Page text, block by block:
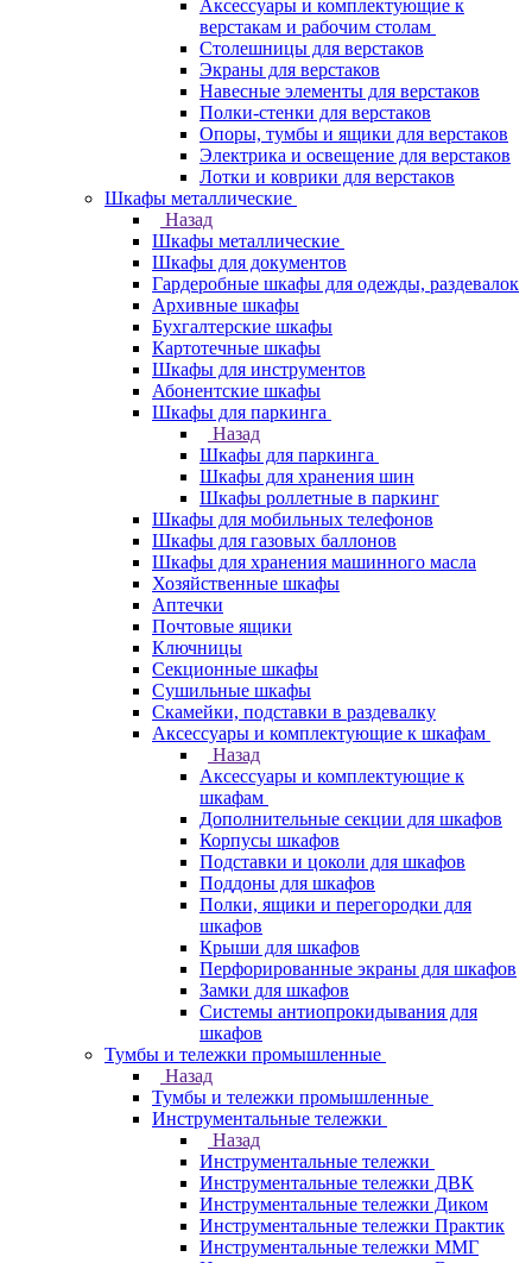
Аксессуары и комплектующие к
верстакам и рабочим столам
Столешницы для верстаков
Экраны для верстаков
Навесные элементы для верстаков
Полки-стенки для верстаков
Опоры, тумбы и ящики для верстаков
Электрика и освещение для верстаков
Лотки и коврики для верстаков
Шкафы металлические
Назад
Шкафы металлические
Шкафы для документов
Гардеробные шкафы для одежды, раздевалок
Архивные шкафы
Бухгалтерские шкафы
Картотечные шкафы
Шкафы для инструментов
Абонентские шкафы
Шкафы для паркинга
Назад
Шкафы для паркинга
Шкафы для хранения шин
Шкафы роллетные в паркинг
Шкафы для мобильных телефонов
Шкафы для газовых баллонов
Шкафы для хранения машинного масла
Хозяйственные шкафы
Аптечки
Почтовые ящики
Ключницы
Секционные шкафы
Сушильные шкафы
Скамейки, подставки в раздевалку
Аксессуары и комплектующие к шкафам
Назад
Аксессуары и комплектующие к
шкафам
Дополнительные секции для шкафов
Корпусы шкафов
Подставки и цоколи для шкафов
Поддоны для шкафов
Полки, ящики и перегородки для
шкафов
Крыши для шкафов
Перфорированные экраны для шкафов
Замки для шкафов
Системы антиопрокидывания для
шкафов
Тумбы и тележки промышленные
Назад
Тумбы и тележки промышленные
Инструментальные тележки
Назад
Инструментальные тележки
Инструментальные тележки ДВК
Инструментальные тележки Диком
Инструментальные тележки Практик
Инструментальные тележки ММГ